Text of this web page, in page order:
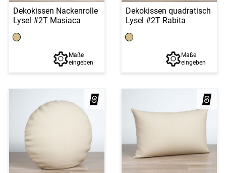
Dekokissen Nackenrolle
Lysel #2T Masiaca
Maße
eingeben
Dekokissen quadratisch
Lysel #2T Rabita
Maße
eingeben